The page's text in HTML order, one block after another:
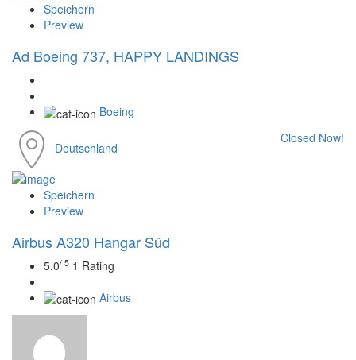
Speichern
Preview
Ad Boeing 737, HAPPY LANDINGS
Boeing
Deutschland
Closed Now!
Speichern
Preview
Airbus A320 Hangar Süd
5.0/ 5 1 Rating
Airbus